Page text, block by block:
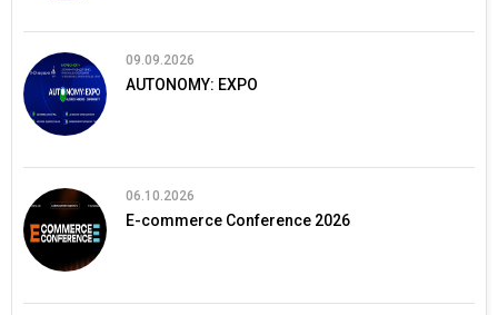
09.09.2026
AUTONOMY: EXPO
06.10.2026
E-commerce Conference 2026